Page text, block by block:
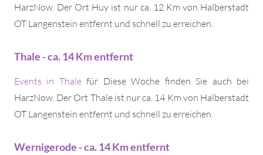
HarzNow. Der Ort Huy ist nur ca. 12 Km von Halberstadt
OT Langenstein entfernt und schnell zu erreichen.
Thale - ca. 14 Km entfernt
Events in Thalefür Diese Woche finden Sie auch bei
HarzNow. Der Ort Thale ist nur ca. 14 Km von Halberstadt
OT Langenstein entfernt und schnell zu erreichen.
Wernigerode - ca. 14 Km entfernt